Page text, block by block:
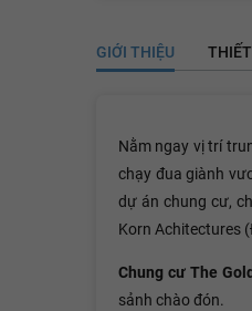
GIỚI THIỆU
Nằm ngay vị trí
chạy đua giành
dự án chung cư,
Korn Achitectures
Chung cư The
sảnh chào đón.